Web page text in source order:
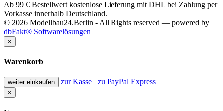
Ab 99 € Bestellwert kostenlose Lieferung mit DHL bei Zahlung per
Vorkasse innerhalb Deutschland.
© 2026 Modellbau24.Berlin - All Rights reserved — powered by
dbFakt® Softwarelösungen
×
Warenkorb
weiter einkaufen zur Kasse zu PayPal Express
×